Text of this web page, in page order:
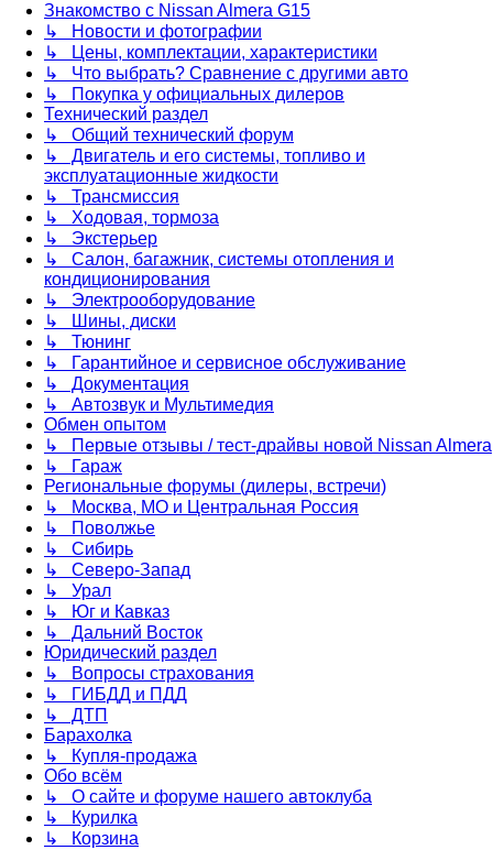
Знакомство с Nissan Almera G15
↳ Новости и фотографии
↳ Цены, комплектации, характеристики
↳ Что выбрать? Сравнение с другими авто
↳ Покупка у официальных дилеров
Технический раздел
↳ Общий технический форум
↳ Двигатель и его системы, топливо и
эксплуатационные жидкости
↳ Трансмиссия
↳ Ходовая, тормоза
↳ Экстерьер
↳ Салон, багажник, системы отопления и
кондиционирования
↳ Электрооборудование
↳ Шины, диски
↳ Тюнинг
↳ Гарантийное и сервисное обслуживание
↳ Документация
↳ Автозвук и Мультимедия
Обмен опытом
↳ Первые отзывы / тест-драйвы новой Nissan Almera
↳ Гараж
Региональные форумы (дилеры, встречи)
↳ Москва, МО и Центральная Россия
↳ Поволжье
↳ Сибирь
↳ Северо-Запад
↳ Урал
↳ Юг и Кавказ
↳ Дальний Восток
Юридический раздел
↳ Вопросы страхования
↳ ГИБДД и ПДД
↳ ДТП
Барахолка
↳ Купля-продажа
Обо всём
↳ О сайте и форуме нашего автоклуба
↳ Курилка
↳ Корзина